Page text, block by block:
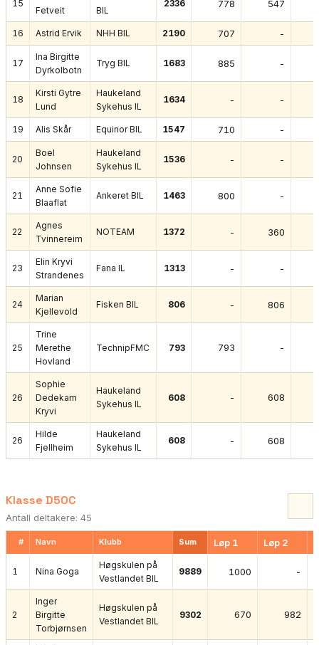
15
Fetveit
BIL
2336 778 547
16 Astrid Ervik NHH BIL 2190 707 -
17
Ina Birgitte
Dyrkolbotn
Tryg BIL 1683 885 -
18
Kirsti Gytre
Lund
Haukeland
Sykehus IL
1634 - -
19 Alis Skår Equinor BIL 1547 710 -
20
Boel
Johnsen
Haukeland
Sykehus IL
1536 - -
21
Anne Sofie
Blaaflat
Ankeret BIL 1463 800 -
22
Agnes
Tvinnereim
NOTEAM 1372 - 360
23
Elin Kryvi
Strandenes
Fana IL 1313 - -
24
Marian
Kjellevold
Fisken BIL 806 - 806
25
Trine
Merethe
Hovland
TechnipFMC 793 793 -
26
Sophie
Dedekam
Kryvi
Haukeland
Sykehus IL
608 - 608
26
Hilde
Fjellheim
Haukeland
Sykehus IL
608 - 608
Klasse D50C
Antall deltakere: 45
# Navn Klubb Sum Løp 1 Løp 2
1 Nina Goga
Høgskulen på
Vestlandet BIL
9889 1000 -
2
Inger
Birgitte
Torbjørnsen
Høgskulen på
Vestlandet BIL
9302 670 982